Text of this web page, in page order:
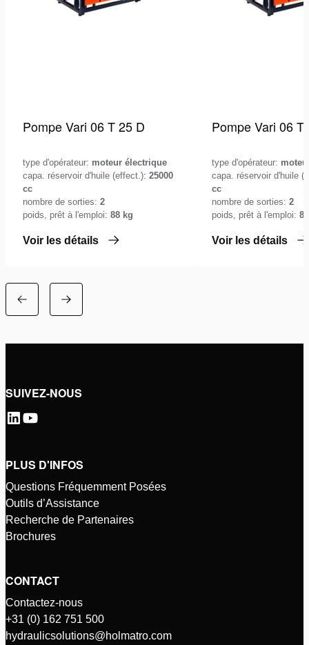
Pompe Vari 06 T 25 D
type d'opérateur: moteur électrique
capa. réservoir d'huile (effect.): 25000
cc
nombre de sorties: 2
poids, prêt à l'emploi: 88 kg
Voir les détails
Pompe Vari 06 T
type d'opérateur:
capa. réservoir d'huile
cc
nombre de sorties: 2
poids, prêt à l'emploi:
Voir les détails
SUIVEZ-NOUS
PLUS D'INFOS
Questions Fréquemment Posées
Outils d’Assistance
Recherche de Partenaires
Brochures
CONTACT
Contactez-nous
+31 (0) 162 751 500
hydraulicsolutions@holmatro.com